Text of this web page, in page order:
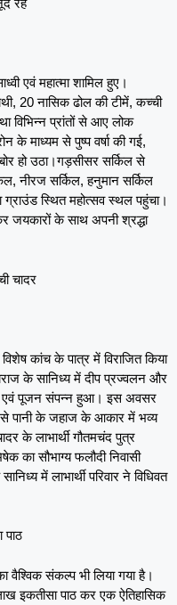
रहे
एवं महात्मा शामिल हुए।
20 नासिक ढोल की टीमें, कच्ची
विभिन्न प्रांतों से आए लोक
के माध्यम से पुष्प वर्षा की गई,
हो उठा।गड़सीसर सर्किल से
नीरज सर्किल, हनुमान सर्किल
स्थित महोत्सव स्थल पहुंचा।
जयकारों के साथ अपनी श्रद्धा
चादर
कांच के पात्र में विराजित किया
के सानिध्य में दीप प्रज्वलन और
एवं पूजन संपन्न हुआ। इस अवसर
पानी के जहाज के आकार में भव्य
के लाभार्थी गौतमचंद पुत्र
का सौभाग्य फलौदी निवासी
में लाभार्थी परिवार ने विधिवत
पाठ
वैश्विक संकल्प भी लिया गया है।
इकतीसा पाठ कर एक ऐतिहासिक